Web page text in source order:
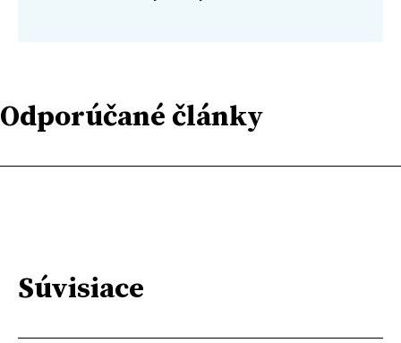
Odporúčané články
Súvisiace